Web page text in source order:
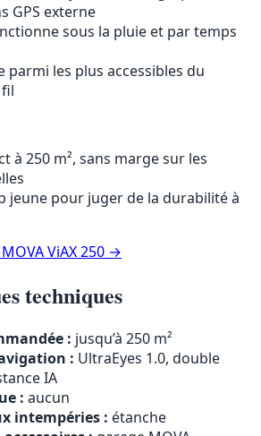
GPS externe
sous la pluie et par temps
parmi les plus accessibles du
à 250 m², sans marge sur les
jeune pour juger de la durabilité à
ViAX 250 →
techniques
: jusqu’à 250 m²
: UltraEyes 1.0, double
IA
: aucun
intempéries : étanche